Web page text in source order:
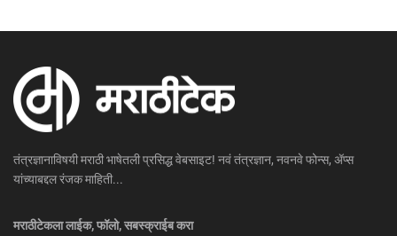
तंत्रज्ञानाविषयी मराठी भाषेतली प्रसिद्ध वेबसाइट! नवं तंत्रज्ञान, नवनवे फोन्स, ॲप्स
यांच्याबद्दल रंजक माहिती...
मराठीटेकला लाईक, फॉलो, सबस्क्राईब करा